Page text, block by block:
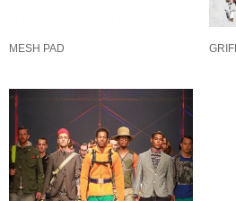
MESH PAD